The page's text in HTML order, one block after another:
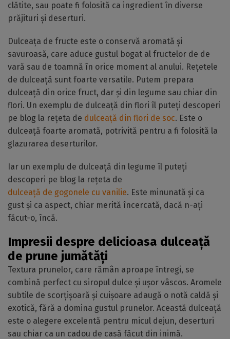
clătite, sau poate fi folosită ca ingredient în diverse
prăjituri și deserturi.
Dulceața de fructe este o conservă aromată și
savuroasă, care aduce gustul bogat al fructelor de de
vară sau de toamnă în orice moment al anului. Rețetele
de dulceață sunt foarte versatile. Putem prepara
dulceață din orice fruct, dar și din legume sau chiar din
flori. Un exemplu de dulceață din flori îl puteți descoperi
pe blog la rețeta de dulceață din flori de soc. Este o
dulceață foarte aromată, potrivită pentru a fi folosită la
glazurarea deserturilor.
Iar un exemplu de dulceață din legume îl puteți
descoperi pe blog la rețeta de
dulceață de gogonele cu vanilie. Este minunată și ca
gust și ca aspect, chiar merită încercată, dacă n-ați
făcut-o, încă.
Impresii despre delicioasa dulceață
de prune jumătăți
Textura prunelor, care rămân aproape întregi, se
combină perfect cu siropul dulce și ușor vâscos. Aromele
subtile de scorțișoară și cuișoare adaugă o notă caldă și
exotică, fără a domina gustul prunelor. Această dulceață
este o alegere excelentă pentru micul dejun, deserturi
sau chiar ca un cadou de casă făcut din inimă.